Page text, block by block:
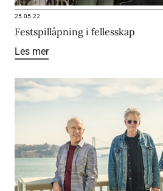
25.05.22
Festspillåpning i fellesskap
Les mer